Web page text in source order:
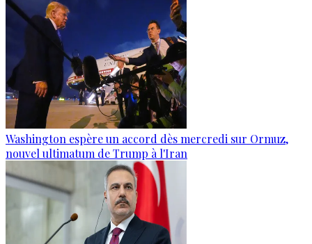
Washington espère un accord dès mercredi sur Ormuz,
nouvel ultimatum de Trump à l'Iran